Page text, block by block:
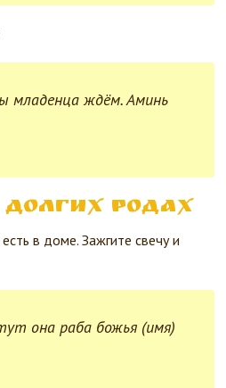
младенца ждём. Аминь
родах
в доме. Зажгите свечу и
она раба божья (имя)